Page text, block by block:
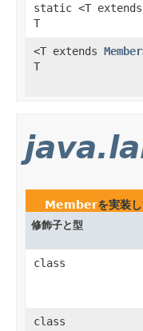
static <T extends
T
<T extends Member
T
Memberを実装
修飾子と型
class
class